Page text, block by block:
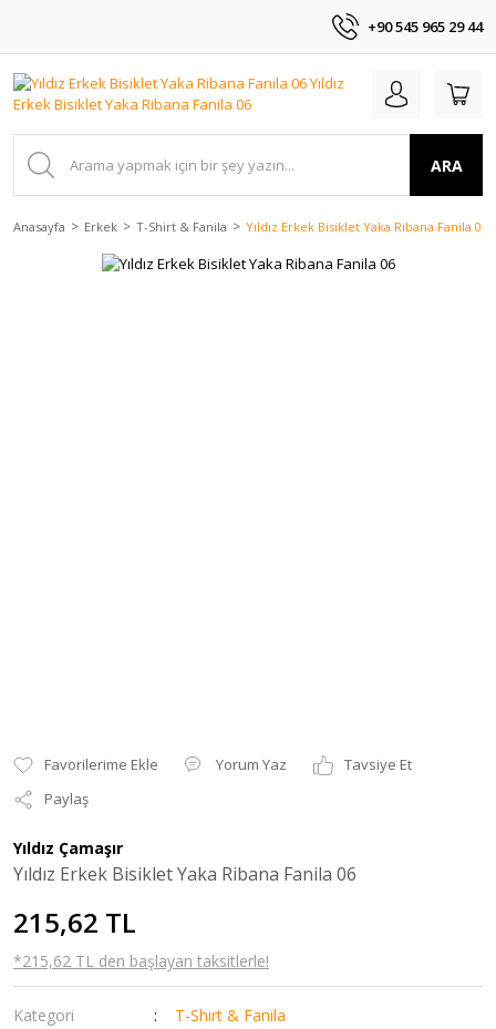
+90 545 965 29 44
ARA
Anasayfa Erkek T-Shirt & Fanila Yıldız Erkek Bisiklet Yaka Ribana Fanila 06
Yorum Yaz
Tavsiye Et
Paylaş
Yıldız Çamaşır
Yıldız Erkek Bisiklet Yaka Ribana Fanila 06
215,62 TL
*215,62 TL den başlayan taksitlerle!
Kategori
T-Shirt & Fanila